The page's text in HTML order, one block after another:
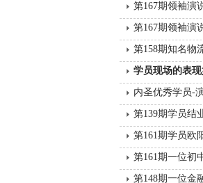
第167期领袖演
第167期领袖演
第158期知名物
学员现场的表
内圣优秀学员-
第139期学员结
第161期学员欧
第161期一位初
第148期一位金